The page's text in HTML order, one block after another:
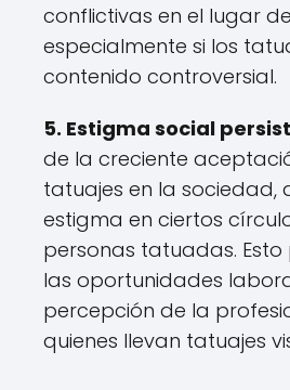
conflictivas en el lugar
especialmente si los
contenido controversial.
5. Estigma social
de la creciente
tatuajes en la sociedad,
estigma en ciertos
personas tatuadas.
las oportunidades
percepción de la
quienes llevan tatuajes